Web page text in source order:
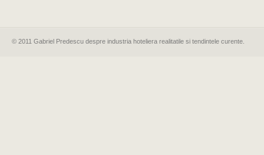
© 2011 Gabriel Predescu despre industria hoteliera realitatile si tendintele curente.